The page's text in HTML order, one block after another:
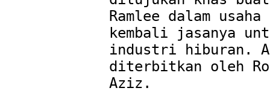
Ramlee dalam usaha
kembali jasanya
industri hiburan.
diterbitkan oleh